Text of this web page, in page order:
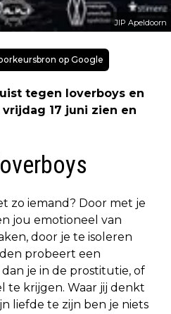
JIP Apeldoorn
op Google
tegen loverboys en
17 juni zien en
zo iemand? Door met je
jou emotioneel van
door je te isoleren
probeert een
je in de prostitutie, of
te krijgen. Waar jij denkt
liefde te zijn ben je niets